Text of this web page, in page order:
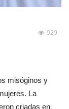
929
misóginos y
La
criadas en